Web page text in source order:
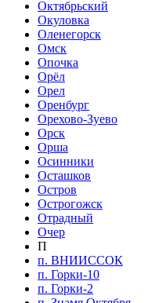
Октябрьский
Окуловка
Оленегорск
Омск
Опочка
Орёл
Орел
Оренбург
Орехово-Зуево
Орск
Орша
Осинники
Осташков
Остров
Острогожск
Отрадный
Очер
П
п. ВНИИССОК
п. Горки-10
п. Горки-2